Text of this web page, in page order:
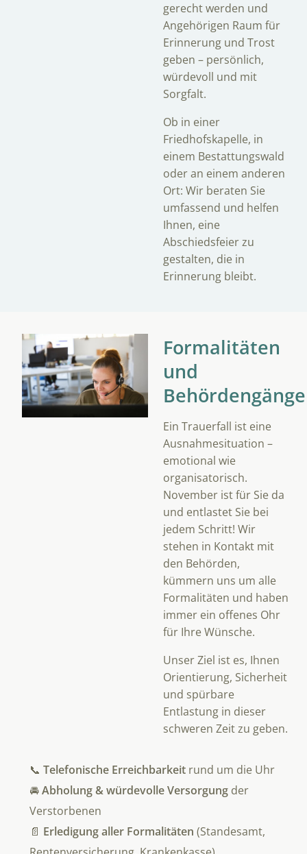
gerecht werden und
Angehörigen Raum für
Erinnerung und Trost
geben – persönlich,
würdevoll und mit
Sorgfalt.
Ob in einer
Friedhofskapelle, in
einem Bestattungswald
oder an einem anderen
Ort: Wir beraten Sie
umfassend und helfen
Ihnen, eine
Abschiedsfeier zu
gestalten, die in
Erinnerung bleibt.
Formalitäten
und
Behördengänge
Ein Trauerfall ist eine
Ausnahmesituation –
emotional wie
organisatorisch.
November ist für Sie da
und entlastet Sie bei
jedem Schritt! Wir
stehen in Kontakt mit
den Behörden,
kümmern uns um alle
Formalitäten und haben
immer ein offenes Ohr
für Ihre Wünsche.
Unser Ziel ist es, Ihnen
Orientierung, Sicherheit
und spürbare
Entlastung in dieser
schweren Zeit zu geben.
📞 Telefonische Erreichbarkeitrund um die Uhr
🚘Abholung & würdevolle Versorgungder
Verstorbenen
📄 Erledigung aller Formalitäten (Standesamt,